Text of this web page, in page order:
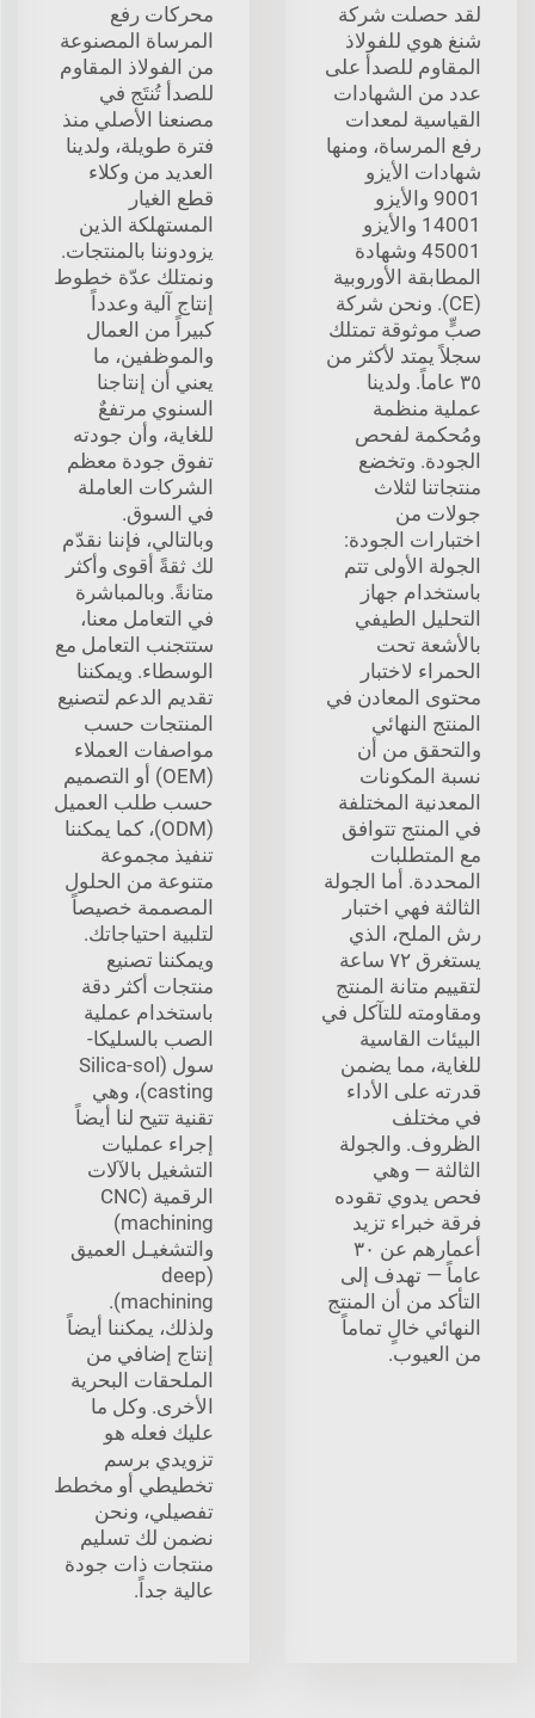
لقد حصلت شركة
شنغ هوي للفولاذ
المقاوم للصدأ على
عدد من الشهادات
القياسية لمعدات
رفع المرساة، ومنها
شهادات الأيزو
9001 والأيزو
14001 والأيزو
45001 وشهادة
المطابقة الأوروبية
(CE). ونحن شركة
صبٍّ موثوقة تمتلك
سجلاً يمتد لأكثر من
٣٥ عاماً. ولدينا
عملية منظمة
ومُحكمة لفحص
الجودة. وتخضع
منتجاتنا لثلاث
جولات من
اختبارات الجودة:
الجولة الأولى تتم
باستخدام جهاز
التحليل الطيفي
بالأشعة تحت
الحمراء لاختبار
محتوى المعادن في
المنتج النهائي
والتحقق من أن
نسبة المكونات
المعدنية المختلفة
في المنتج تتوافق
مع المتطلبات
المحددة. أما الجولة
الثالثة فهي اختبار
رش الملح، الذي
يستغرق ٧٢ ساعة
لتقييم متانة المنتج
ومقاومته للتآكل في
البيئات القاسية
للغاية، مما يضمن
قدرته على الأداء
في مختلف
الظروف. والجولة
الثالثة — وهي
فحص يدوي تقوده
فرقة خبراء تزيد
أعمارهم عن ٣٠
عاماً — تهدف إلى
التأكد من أن المنتج
النهائي خالٍ تماماً
من العيوب.
محركات رفع
المرساة المصنوعة
من الفولاذ المقاوم
للصدأ تُنتَج في
مصنعنا الأصلي منذ
فترة طويلة، ولدينا
العديد من وكلاء
قطع الغيار
المستهلكة الذين
يزودوننا بالمنتجات.
ونمتلك عدّة خطوط
إنتاج آلية وعدداً
كبيراً من العمال
والموظفين، ما
يعني أن إنتاجنا
السنوي مرتفعٌ
للغاية، وأن جودته
تفوق جودة معظم
الشركات العاملة
في السوق.
وبالتالي، فإننا نقدّم
لك ثقةً أقوى وأكثر
متانةً. وبالمباشرة
في التعامل معنا،
ستتجنب التعامل مع
الوسطاء. ويمكننا
تقديم الدعم لتصنيع
المنتجات حسب
مواصفات العملاء
(OEM) أو التصميم
حسب طلب العميل
(ODM)، كما يمكننا
تنفيذ مجموعة
متنوعة من الحلول
المصممة خصيصاً
لتلبية احتياجاتك.
ويمكننا تصنيع
منتجات أكثر دقة
باستخدام عملية
الصب بالسليكا-
سول (Silica-sol
casting)، وهي
تقنية تتيح لنا أيضاً
إجراء عمليات
التشغيل بالآلات
الرقمية (CNC
machining)
والتشغيـل العميق
(deep
machining).
ولذلك، يمكننا أيضاً
إنتاج إضافي من
الملحقات البحرية
الأخرى. وكل ما
عليك فعله هو
تزويدي برسم
تخطيطي أو مخطط
تفصيلي، ونحن
نضمن لك تسليم
منتجات ذات جودة
عالية جداً.